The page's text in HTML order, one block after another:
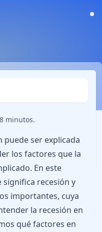
minutos.
puede ser explicada
los factores que la
En este
recesión y
importantes, cuya
la recesión en
qué factores en